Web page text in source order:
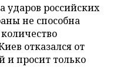
ударов российских
не способна
отказался от
и просит только